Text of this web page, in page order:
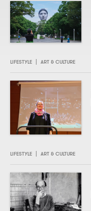
LIFESTYLE | ART & CULTURE
LIFESTYLE | ART & CULTURE